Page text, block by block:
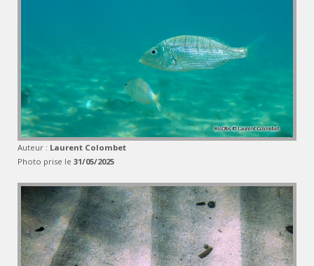
Auteur : Laurent Colombet
Photo prise le 31/05/2025